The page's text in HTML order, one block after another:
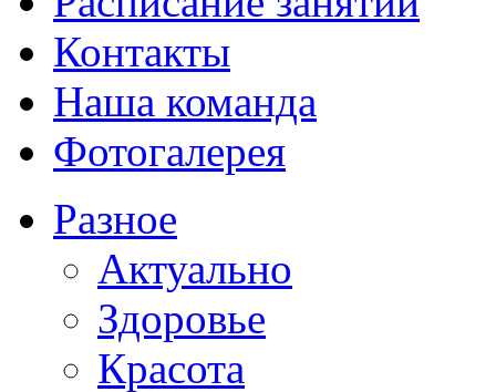
Контакты
Наша команда
Фотогалерея
Разное
Актуально
Здоровье
Красота